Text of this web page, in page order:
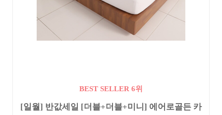
BEST SELLER 6위
[일월] 반값세일 [더블+더블+미니] 에어로골든 카